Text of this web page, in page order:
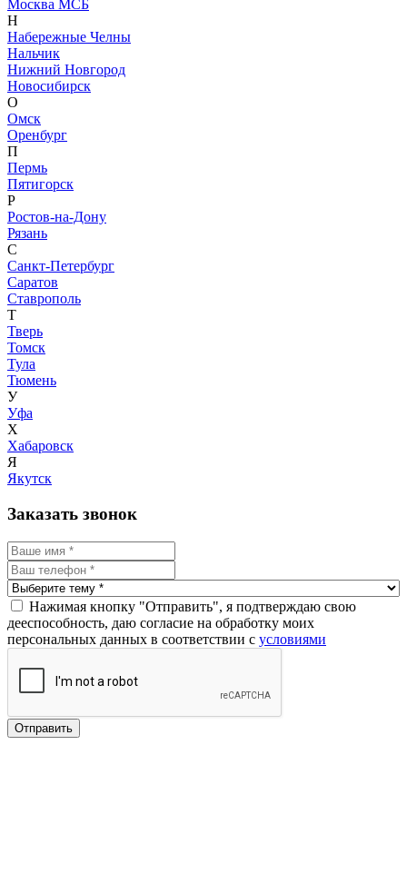
Москва МСБ
Н
Набережные Челны
Нальчик
Нижний Новгород
Новосибирск
О
Омск
Оренбург
П
Пермь
Пятигорск
Р
Ростов-на-Дону
Рязань
С
Санкт-Петербург
Саратов
Ставрополь
Т
Тверь
Томск
Тула
Тюмень
У
Уфа
Х
Хабаровск
Я
Якутск
Заказать звонок
Нажимая кнопку "Отправить", я подтверждаю свою
дееспособность, даю согласие на обработку моих
персональных данных в соответствии с условиями